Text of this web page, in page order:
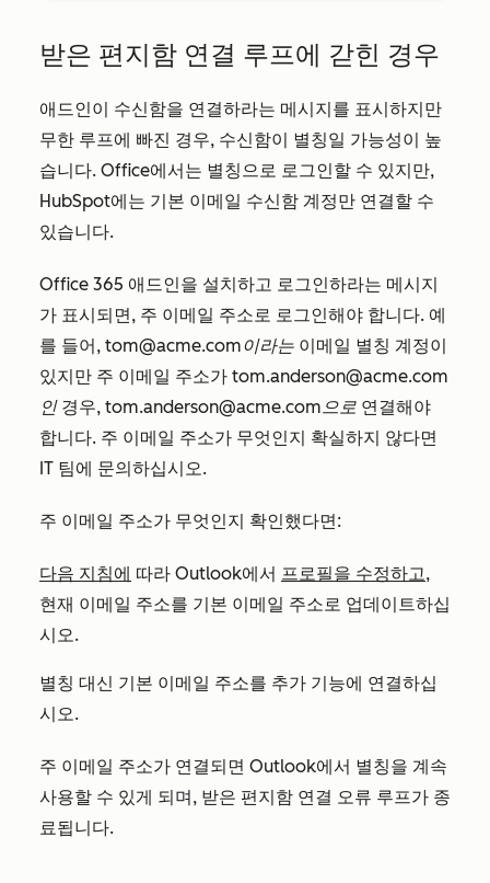
받은 편지함 연결 루프에 갇힌 경우
애드인이 수신함을 연결하라는 메시지를 표시하지만
무한 루프에 빠진 경우, 수신함이 별칭일 가능성이 높
습니다. Office에서는 별칭으로 로그인할 수 있지만,
HubSpot에는 기본 이메일 수신함 계정만 연결할 수
있습니다.
Office 365 애드인을 설치하고 로그인하라는 메시지
가 표시되면, 주 이메일 주소로 로그인해야 합니다. 예
를 들어, tom@acme.com이라는 이메일 별칭 계정이
있지만 주 이메일 주소가 tom.anderson@acme.com
인경우, tom.anderson@acme.com으로 연결해야
합니다. 주 이메일 주소가 무엇인지 확실하지 않다면
IT 팀에 문의하십시오.
주 이메일 주소가 무엇인지 확인했다면:
다음 지침에 따라 Outlook에서 프로필을 수정하고,
현재 이메일 주소를 기본 이메일 주소로 업데이트하십
시오.
별칭 대신 기본 이메일 주소를 추가 기능에 연결하십
시오.
주 이메일 주소가 연결되면 Outlook에서 별칭을 계속
사용할 수 있게 되며, 받은 편지함 연결 오류 루프가 종
료됩니다.